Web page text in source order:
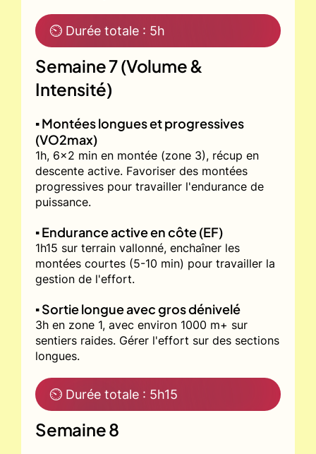
⏲ Durée totale : 5h
Semaine 7 (Volume &
Intensité)
▪️ Montées longues et progressives
(VO2max)
1h, 6x2 min en montée (zone 3), récup en
descente active. Favoriser des montées
progressives pour travailler l'endurance de
puissance.
▪️ Endurance active en côte (EF)
1h15 sur terrain vallonné, enchaîner les
montées courtes (5-10 min) pour travailler la
gestion de l'effort.
▪️ Sortie longue avec gros dénivelé
3h en zone 1, avec environ 1000 m+ sur
sentiers raides. Gérer l'effort sur des sections
longues.
⏲ Durée totale : 5h15
Semaine 8